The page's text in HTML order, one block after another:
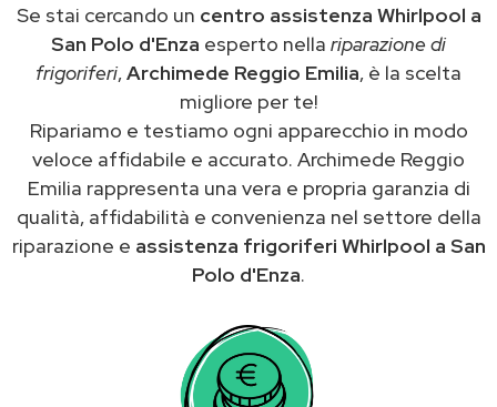
Se stai cercando un centro assistenza Whirlpool a
San Polo d'Enza esperto nella riparazione di
frigoriferi,Archimede Reggio Emilia, è la scelta
migliore per te!
Ripariamo e testiamo ogni apparecchio in modo
veloce affidabile e accurato. Archimede Reggio
Emilia rappresenta una vera e propria garanzia di
qualità, affidabilità e convenienza nel settore della
riparazione e assistenza frigoriferi Whirlpool a San
Polo d'Enza.